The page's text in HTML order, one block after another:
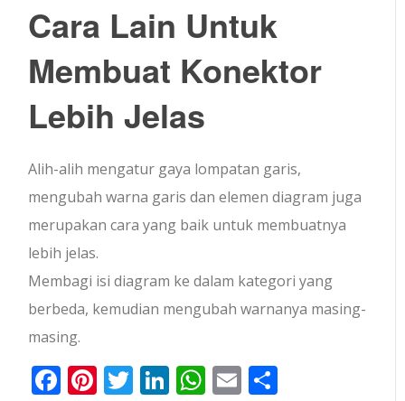
Cara Lain Untuk
Membuat Konektor
Lebih Jelas
Alih-alih mengatur gaya lompatan garis,
mengubah warna garis dan elemen diagram juga
merupakan cara yang baik untuk membuatnya
lebih jelas.
Membagi isi diagram ke dalam kategori yang
berbeda, kemudian mengubah warnanya masing-
masing.
Facebook
Pinterest
Twitter
LinkedIn
WhatsApp
Email